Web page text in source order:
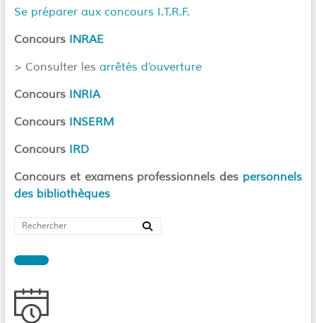
Se préparer aux concours I.T.R.F.
Concours INRAE
> Consulter les arrêtés d’ouverture
Concours INRIA
Concours INSERM
Concours IRD
Concours et examens professionnels des personnels
des bibliothèques